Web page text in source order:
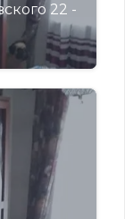
22 -